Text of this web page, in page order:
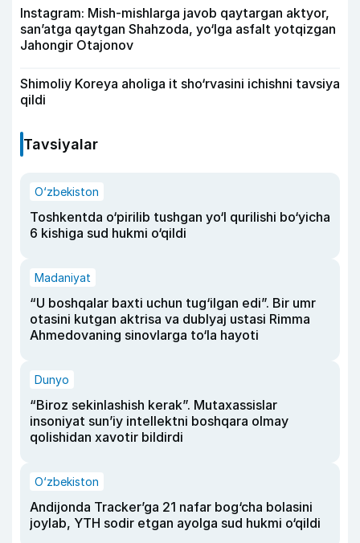
Instagram: Mish-mishlarga javob qaytargan aktyor,
san’atga qaytgan Shahzoda, yo‘lga asfalt yotqizgan
Jahongir Otajonov
Shimoliy Koreya aholiga it sho‘rvasini ichishni tavsiya
qildi
Tavsiyalar
O‘zbekiston
Toshkentda o‘pirilib tushgan yo‘l qurilishi bo‘yicha
6 kishiga sud hukmi o‘qildi
Madaniyat
“U boshqalar baxti uchun tug‘ilgan edi”. Bir umr
otasini kutgan aktrisa va dublyaj ustasi Rimma
Ahmedovaning sinovlarga to‘la hayoti
Dunyo
“Biroz sekinlashish kerak”. Mutaxassislar
insoniyat sun’iy intellektni boshqara olmay
qolishidan xavotir bildirdi
O‘zbekiston
Andijonda Tracker’ga 21 nafar bog‘cha bolasini
joylab, YTH sodir etgan ayolga sud hukmi o‘qildi